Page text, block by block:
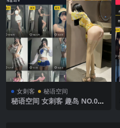
女刺客 秘语空间
秘语空间 女刺客 趣岛 NO.035